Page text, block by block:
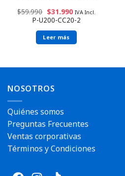
$59.990 $31.990 IVA Incl.
P-U200-CC20-2
Leer más
NOSOTROS
Quiénes somos
Preguntas Frecuentes
Ventas corporativas
Términos y Condiciones